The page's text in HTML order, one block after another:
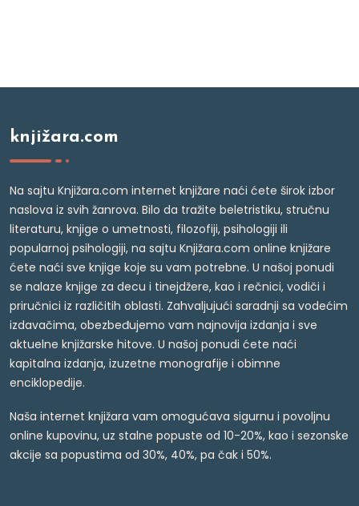
knjižara.com
Na sajtu Knjižara.com internet knjižare naći ćete širok izbor
naslova iz svih žanrova. Bilo da tražite beletristiku, stručnu
literaturu, knjige o umetnosti, filozofiji, psihologiji ili
popularnoj psihologiji, na sajtu Knjižara.com online knjižare
ćete naći sve knjige koje su vam potrebne. U našoj ponudi
se nalaze knjige za decu i tinejdžere, kao i rečnici, vodiči i
priručnici iz različitih oblasti. Zahvaljujući saradnji sa vodećim
izdavačima, obezbeđujemo vam najnovija izdanja i sve
aktuelne knjižarske hitove. U našoj ponudi ćete naći
kapitalna izdanja, izuzetne monografije i obimne
enciklopedije.
Naša internet knjižara vam omogućava sigurnu i povoljnu
online kupovinu, uz stalne popuste od 10-20%, kao i sezonske
akcije sa popustima od 30%, 40%, pa čak i 50%.